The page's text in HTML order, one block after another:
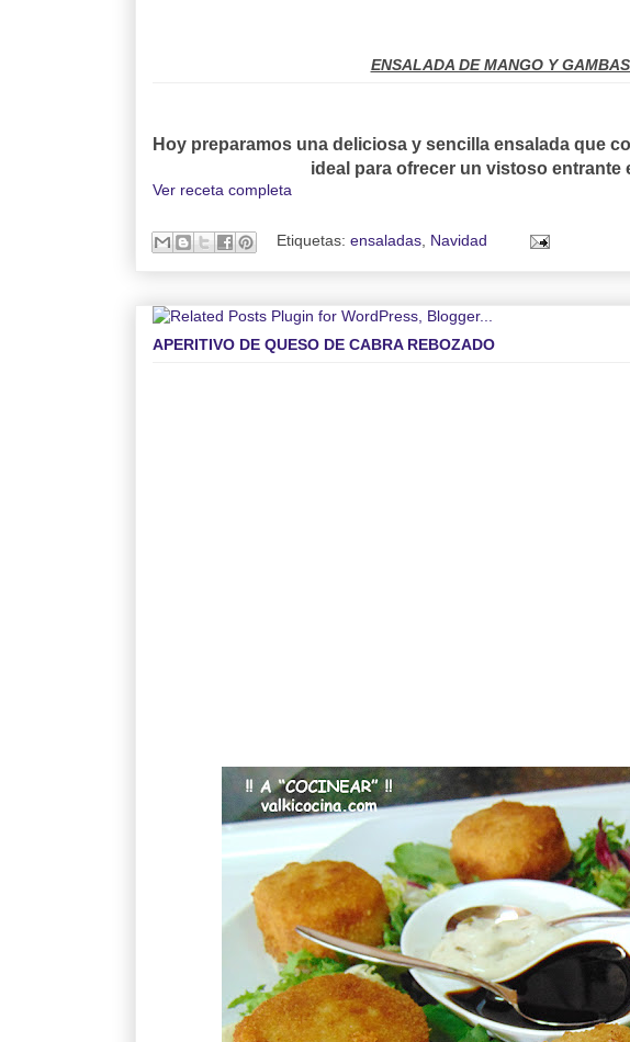
ENSALADA DE MANGO Y
Hoy preparamos una deliciosa y sencilla ensalada que
ideal para ofrecer un vistoso entrante
Ver receta completa
Etiquetas: ensaladas Navidad
APERITIVO DE QUESO DE CABRA REBOZADO